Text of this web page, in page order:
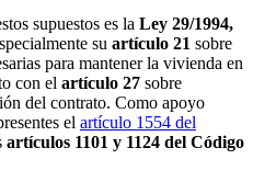
supuestos es la Ley 29/1994,
su artículo 21 sobre
para mantener la vivienda en
con el artículo 27 sobre
del contrato. Como apoyo
el artículo 1554 del
artículos 1101 y 1124 del Código